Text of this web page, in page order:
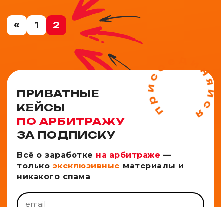
« 1 2
ПРИВАТНЫЕ
КЕЙСЫ
ПО АРБИТРАЖУ
ЗА ПОДПИСКУ
Всё о заработке на арбитраже —
только эксклюзивные материалы и
никакого спама